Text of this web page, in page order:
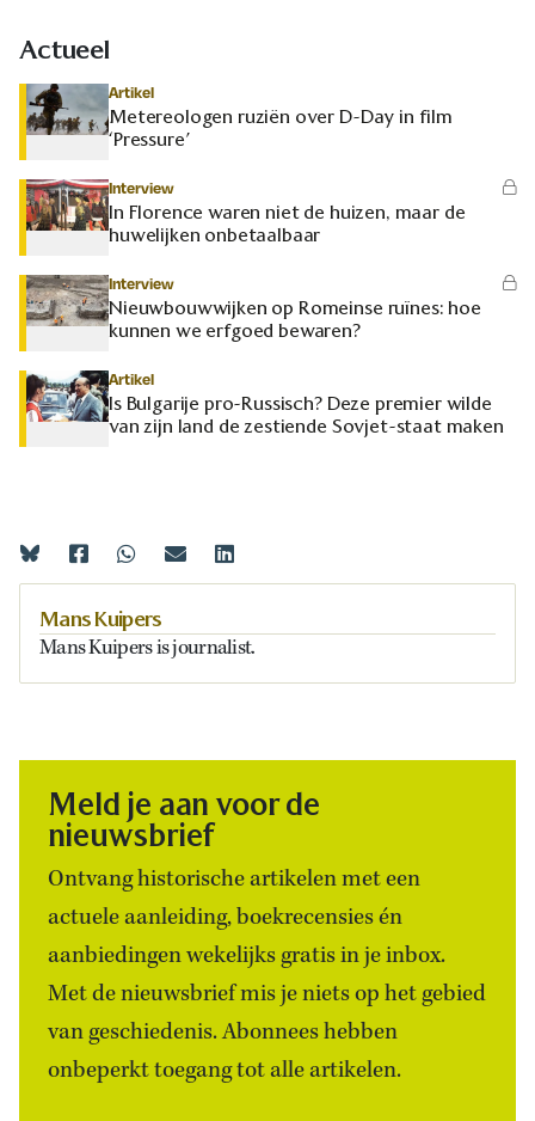
Actueel
Artikel
Metereologen ruziën over D-Day in film
‘Pressure’
Interview
In Florence waren niet de huizen, maar de
huwelijken onbetaalbaar
Interview
Nieuwbouwwijken op Romeinse ruïnes: hoe
kunnen we erfgoed bewaren?
Artikel
Is Bulgarije pro-Russisch? Deze premier wilde
van zijn land de zestiende Sovjet-staat maken
Mans Kuipers
Mans Kuipers is journalist.
Meld je aan voor de
nieuwsbrief
Ontvang historische artikelen met een
actuele aanleiding, boekrecensies én
aanbiedingen wekelijks gratis in je inbox.
Met de nieuwsbrief mis je niets op het gebied
van geschiedenis. Abonnees hebben
onbeperkt toegang tot alle artikelen.